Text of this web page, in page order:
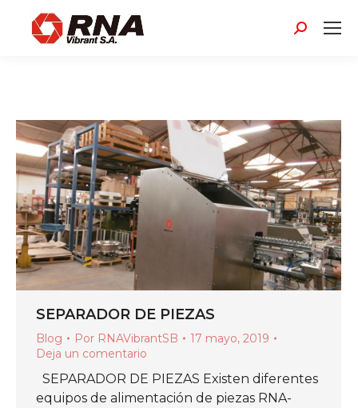
Buscar:
SEPARADOR DE PIEZAS
Blog Por RNAVibrantSB
17 mayo, 2019
Deja un comentario
SEPARADOR DE PIEZAS Existen diferentes
equipos de alimentación de piezas RNA-